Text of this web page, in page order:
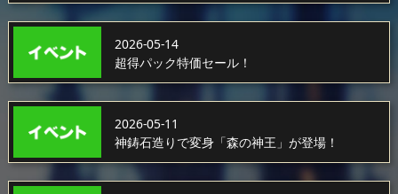
2026-05-14
超得パック特価セール！
2026-05-11
神鋳石造りで変身「森の神王」が登場！